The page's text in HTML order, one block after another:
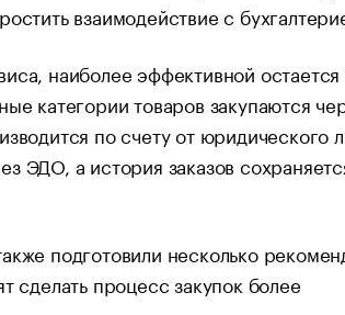
взаимодействие с
наиболее эффективной остается
категории товаров закупаются
по счету от юридического
ЭДО, а история заказов
подготовили несколько
сделать процесс закупок более